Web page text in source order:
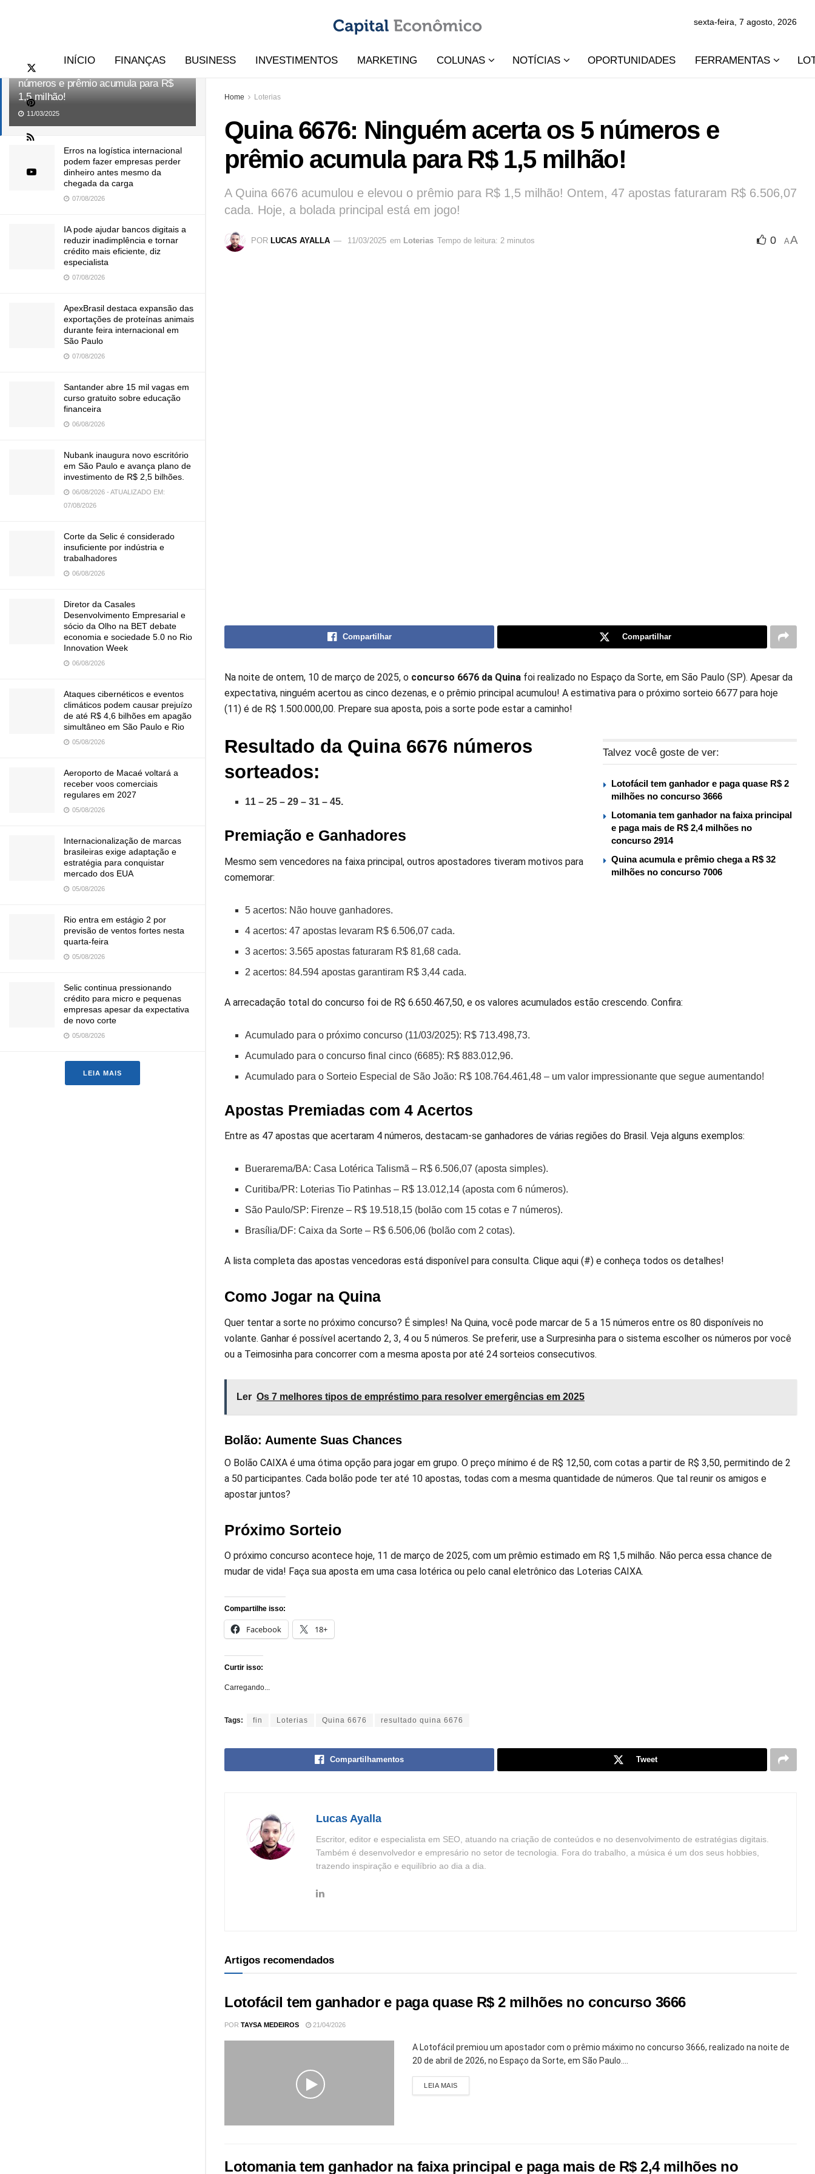
Quina 6676: Ninguém acerta os 5
números e prêmio acumula para R$
1,5 milhão!
11/03/2025
Erros na logística internacional
podem fazer empresas perder
dinheiro antes mesmo da
chegada da carga
07/08/2026
IA pode ajudar bancos digitais a
reduzir inadimplência e tornar
crédito mais eficiente, diz
especialista
07/08/2026
ApexBrasil destaca expansão das
exportações de proteínas animais
durante feira internacional em
São Paulo
07/08/2026
Santander abre 15 mil vagas em
curso gratuito sobre educação
financeira
06/08/2026
Nubank inaugura novo escritório
em São Paulo e avança plano de
investimento de R$ 2,5 bilhões.
06/08/2026 - ATUALIZADO EM:
07/08/2026
Corte da Selic é considerado
insuficiente por indústria e
trabalhadores
06/08/2026
Diretor da Casales
Desenvolvimento Empresarial e
sócio da Olho na BET debate
economia e sociedade 5.0 no Rio
Innovation Week
06/08/2026
Ataques cibernéticos e eventos
climáticos podem causar prejuízo
de até R$ 4,6 bilhões em apagão
simultâneo em São Paulo e Rio
05/08/2026
Aeroporto de Macaé voltará a
receber voos comerciais
regulares em 2027
05/08/2026
Internacionalização de marcas
brasileiras exige adaptação e
estratégia para conquistar
mercado dos EUA
05/08/2026
Rio entra em estágio 2 por
previsão de ventos fortes nesta
quarta-feira
05/08/2026
Selic continua pressionando
crédito para micro e pequenas
empresas apesar da expectativa
de novo corte
05/08/2026
LEIA MAIS
sexta-feira, 7 agosto, 2026
INÍCIO FINANÇAS BUSINESS INVESTIMENTOS MARKETING COLUNAS NOTÍCIAS OPORTUNIDADES FERRAMENTAS
Home Loterias
Quina 6676: Ninguém acerta os 5 números e
prêmio acumula para R$ 1,5 milhão!
A Quina 6676 acumulou e elevou o prêmio para R$ 1,5 milhão! Ontem, 47 apostas faturaram R$ 6.506,07
cada. Hoje, a bolada principal está em jogo!
POR LUCAS AYALLA 11/03/2025 em Loterias Tempo de leitura: 2 minutos 0 AA
Compartilhar Compartilhar
Na noite de ontem, 10 de março de 2025, o concurso 6676 da Quina foi realizado no Espaço da Sorte, em São Paulo (SP). Apesar da
expectativa, ninguém acertou as cinco dezenas, e o prêmio principal acumulou! A estimativa para o próximo sorteio 6677 para hoje
(11) é de R$ 1.500.000,00. Prepare sua aposta, pois a sorte pode estar a caminho!
Talvez você goste de ver:
Lotofácil tem ganhador e paga quase R$ 2
milhões no concurso 3666
Lotomania tem ganhador na faixa principal
e paga mais de R$ 2,4 milhões no
concurso 2914
Quina acumula e prêmio chega a R$ 32
milhões no concurso 7006
Resultado da Quina 6676 números
sorteados:
11 – 25 – 29 – 31 – 45.
Premiação e Ganhadores
Mesmo sem vencedores na faixa principal, outros apostadores tiveram motivos para
comemorar:
5 acertos: Não houve ganhadores.
4 acertos: 47 apostas levaram R$ 6.506,07 cada.
3 acertos: 3.565 apostas faturaram R$ 81,68 cada.
2 acertos: 84.594 apostas garantiram R$ 3,44 cada.
A arrecadação total do concurso foi de R$ 6.650.467,50, e os valores acumulados estão crescendo. Confira:
Acumulado para o próximo concurso (11/03/2025): R$ 713.498,73.
Acumulado para o concurso final cinco (6685): R$ 883.012,96.
Acumulado para o Sorteio Especial de São João: R$ 108.764.461,48 – um valor impressionante que segue aumentando!
Apostas Premiadas com 4 Acertos
Entre as 47 apostas que acertaram 4 números, destacam-se ganhadores de várias regiões do Brasil. Veja alguns exemplos:
Buerarema/BA: Casa Lotérica Talismã – R$ 6.506,07 (aposta simples).
Curitiba/PR: Loterias Tio Patinhas – R$ 13.012,14 (aposta com 6 números).
São Paulo/SP: Firenze – R$ 19.518,15 (bolão com 15 cotas e 7 números).
Brasília/DF: Caixa da Sorte – R$ 6.506,06 (bolão com 2 cotas).
A lista completa das apostas vencedoras está disponível para consulta. Clique aqui (#) e conheça todos os detalhes!
Como Jogar na Quina
Quer tentar a sorte no próximo concurso? É simples! Na Quina, você pode marcar de 5 a 15 números entre os 80 disponíveis no
volante. Ganhar é possível acertando 2, 3, 4 ou 5 números. Se preferir, use a Surpresinha para o sistema escolher os números por você
ou a Teimosinha para concorrer com a mesma aposta por até 24 sorteios consecutivos.
Ler Os 7 melhores tipos de empréstimo para resolver emergências em 2025
Bolão: Aumente Suas Chances
O Bolão CAIXA é uma ótima opção para jogar em grupo. O preço mínimo é de R$ 12,50, com cotas a partir de R$ 3,50, permitindo de 2
a 50 participantes. Cada bolão pode ter até 10 apostas, todas com a mesma quantidade de números. Que tal reunir os amigos e
apostar juntos?
Próximo Sorteio
O próximo concurso acontece hoje, 11 de março de 2025, com um prêmio estimado em R$ 1,5 milhão. Não perca essa chance de
mudar de vida! Faça sua aposta em uma casa lotérica ou pelo canal eletrônico das Loterias CAIXA.
Compartilhe isso:
Facebook 18+
Curtir isso:
Carregando...
Tags: fin Loterias Quina 6676 resultado quina 6676
Compartilhamentos Tweet
Lucas Ayalla
Escritor, editor e especialista em SEO, atuando na criação de conteúdos e no desenvolvimento de estratégias digitais.
Também é desenvolvedor e empresário no setor de tecnologia. Fora do trabalho, a música é um dos seus hobbies,
trazendo inspiração e equilíbrio ao dia a dia.
Artigos recomendados
Lotofácil tem ganhador e paga quase R$ 2 milhões no concurso 3666
POR TAYSA MEDEIROS 21/04/2026
A Lotofácil premiou um apostador com o prêmio máximo no concurso 3666, realizado na noite de
20 de abril de 2026, no Espaço da Sorte, em São Paulo....
LEIA MAIS
Lotomania tem ganhador na faixa principal e paga mais de R$ 2,4 milhões no